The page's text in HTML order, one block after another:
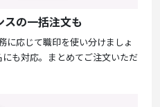
の一括注文も
に応じて職印を使い分けましょ
も対応。まとめてご注文いただ